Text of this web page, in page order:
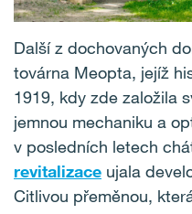
Další z dochovaných
továrna Meopta, jejíž
1919, kdy zde založila
jemnou mechaniku a
v posledních letech
revitalizace ujala
Citlivou přeměnou,